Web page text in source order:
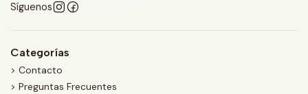
Síguenos
Categorías
> Contacto
> Preguntas Frecuentes